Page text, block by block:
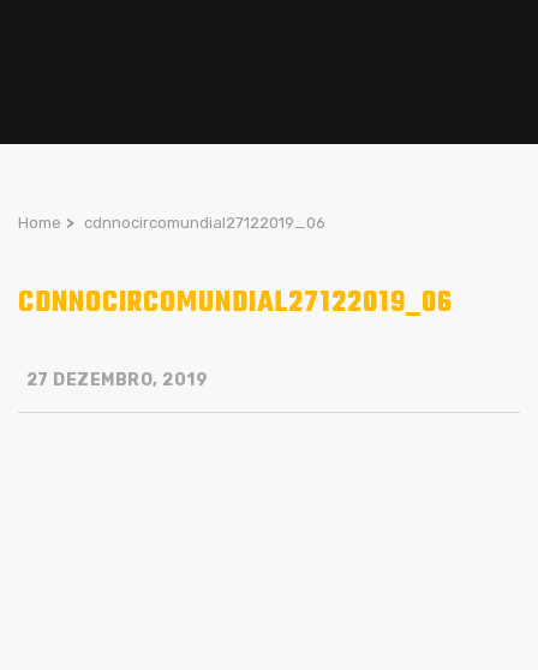
Home > cdnnocircomundial27122019_06
CDNNOCIRCOMUNDIAL27122019_06
27 DEZEMBRO, 2019